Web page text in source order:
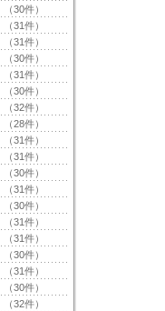
（30件）
（31件）
（31件）
（30件）
（31件）
（30件）
（32件）
（28件）
（31件）
（31件）
（30件）
（31件）
（30件）
（31件）
（31件）
（30件）
（31件）
（30件）
（32件）